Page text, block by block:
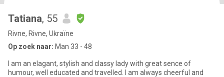
Tatiana, 55
Rivne, Rivne, Ukraïne
Op zoek naar: Man 33 - 48
I am an elagant, stylish and classy lady with great sence of
humour, well educated and travelled. I am always cheerful and